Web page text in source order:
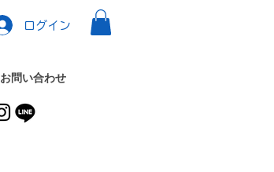
ログイン
お問い合わせ